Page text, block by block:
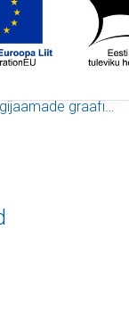
graafikud